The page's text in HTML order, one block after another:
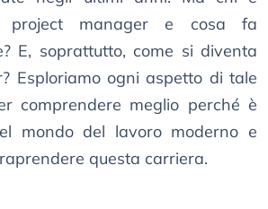
project manager e cosa fa
E, soprattutto, come si diventa
Esploriamo ogni aspetto di tale
comprendere meglio perché è
mondo del lavoro moderno e
questa carriera.